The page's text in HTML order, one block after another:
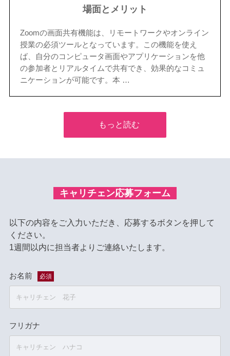
場面とメリット
Zoomの画面共有機能は、リモートワークやオンライン
授業の必須ツールとなっています。この機能を使え
ば、自分のコンピュータ画面やアプリケーションを他
の参加者とリアルタイムで共有でき、効果的なコミュ
ニケーションが可能です。本 …
もっと読む
キャリチェン応募フォーム
以下の内容をご入力いただき、応募するボタンを押して
ください。
1週間以内に担当者よりご連絡いたします。
お名前 必須
フリガナ